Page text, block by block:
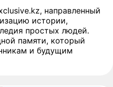
направленный
истории,
простых людей.
памяти, который
и будущим